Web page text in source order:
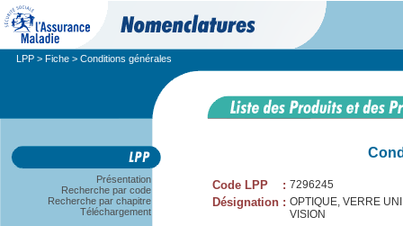
LPP > Fiche > Conditions générales
Présentation
Recherche par code
Recherche par chapitre
Téléchargement
Code LPP : 7296245
Désignation : OPTIQUE, VERRE
VISION